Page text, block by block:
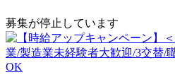
募集が停止しています